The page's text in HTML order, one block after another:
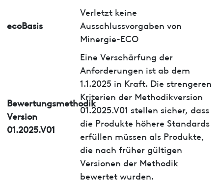
ecoBasis
Verletzt keine
Ausschlussvorgaben von
Minergie-ECO
Bewertungsmethodik
Version
01.2025.V01
Eine Verschärfung der
Anforderungen ist ab dem
1.1.2025 in Kraft. Die strengeren
Kriterien der Methodikversion
01.2025.V01 stellen sicher, dass
die Produkte höhere Standards
erfüllen müssen als Produkte,
die nach früher gültigen
Versionen der Methodik
bewertet wurden.